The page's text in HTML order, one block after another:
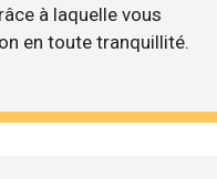
à laquelle vous
en toute tranquillité.